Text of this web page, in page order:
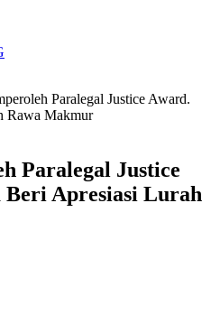
Paralegal Justice Award.
Rawa Makmur
Paralegal Justice
Apresiasi Lurah